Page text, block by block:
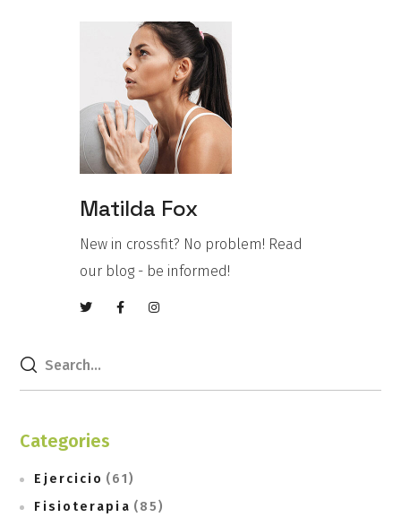
Matilda Fox
New in crossfit? No problem! Read
our blog - be informed!
Categories
Ejercicio (61)
Fisioterapia (85)